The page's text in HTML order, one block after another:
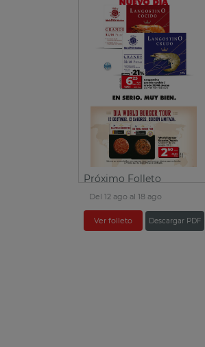
Próximo Folleto
Del 12 ago al 18 ago
Ver folleto Descargar PDF